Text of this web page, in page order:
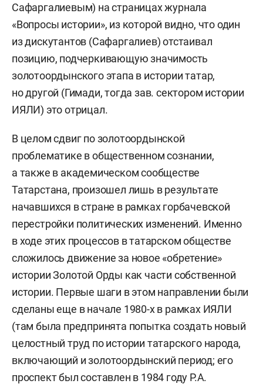
Сафаргалиевым) на страницах журнала
«Вопросы истории», из которой видно, что один
из дискутантов (Сафаргалиев) отстаивал
позицию, подчеркивающую значимость
золотоордынского этапа в истории татар,
но другой (Гимади, тогда зав. сектором истории
ИЯЛИ) это отрицал.
В целом сдвиг по золотоордынской
проблематике в общественном сознании,
а также в академическом сообществе
Татарстана, произошел лишь в результате
начавшихся в стране в рамках горбачевской
перестройки политических изменений. Именно
в ходе этих процессов в татарском обществе
сложилось движение за новое «обретение»
истории Золотой Орды как части собственной
истории. Первые шаги в этом направлении были
сделаны еще в начале 1980-х в рамках ИЯЛИ
(там была предпринята попытка создать новый
целостный труд по истории татарского народа,
включающий и золотоордынский период; его
проспект был составлен в 1984 году Р.А.